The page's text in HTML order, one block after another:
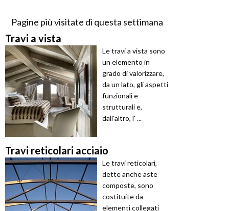
Pagine più visitate di questa settimana
Travi a vista
Le travi a vista sono
un elemento in
grado di valorizzare,
da un lato, gli aspetti
funzionali e
strutturali e,
dall'altro, l' ...
Travi reticolari acciaio
Le travi reticolari,
dette anche aste
composte, sono
costituite da
elementi collegati